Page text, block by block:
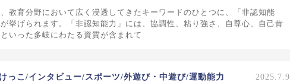
教育分野において広く浸透してきたキーワードのひとつに、「非認知能
挙げられます。「非認知能力」には、協調性、粘り強さ、自尊心、自己肯
いった多岐にわたる資質が含まれて
っこ/インタビュー/スポーツ/外遊び・中遊び/運動能力 2025.7.9